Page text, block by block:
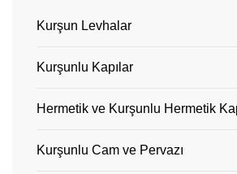
Kurşun Levhalar
Kurşunlu Kapılar
Hermetik ve Kurşunlu Hermetik
Kurşunlu Cam ve Pervazı